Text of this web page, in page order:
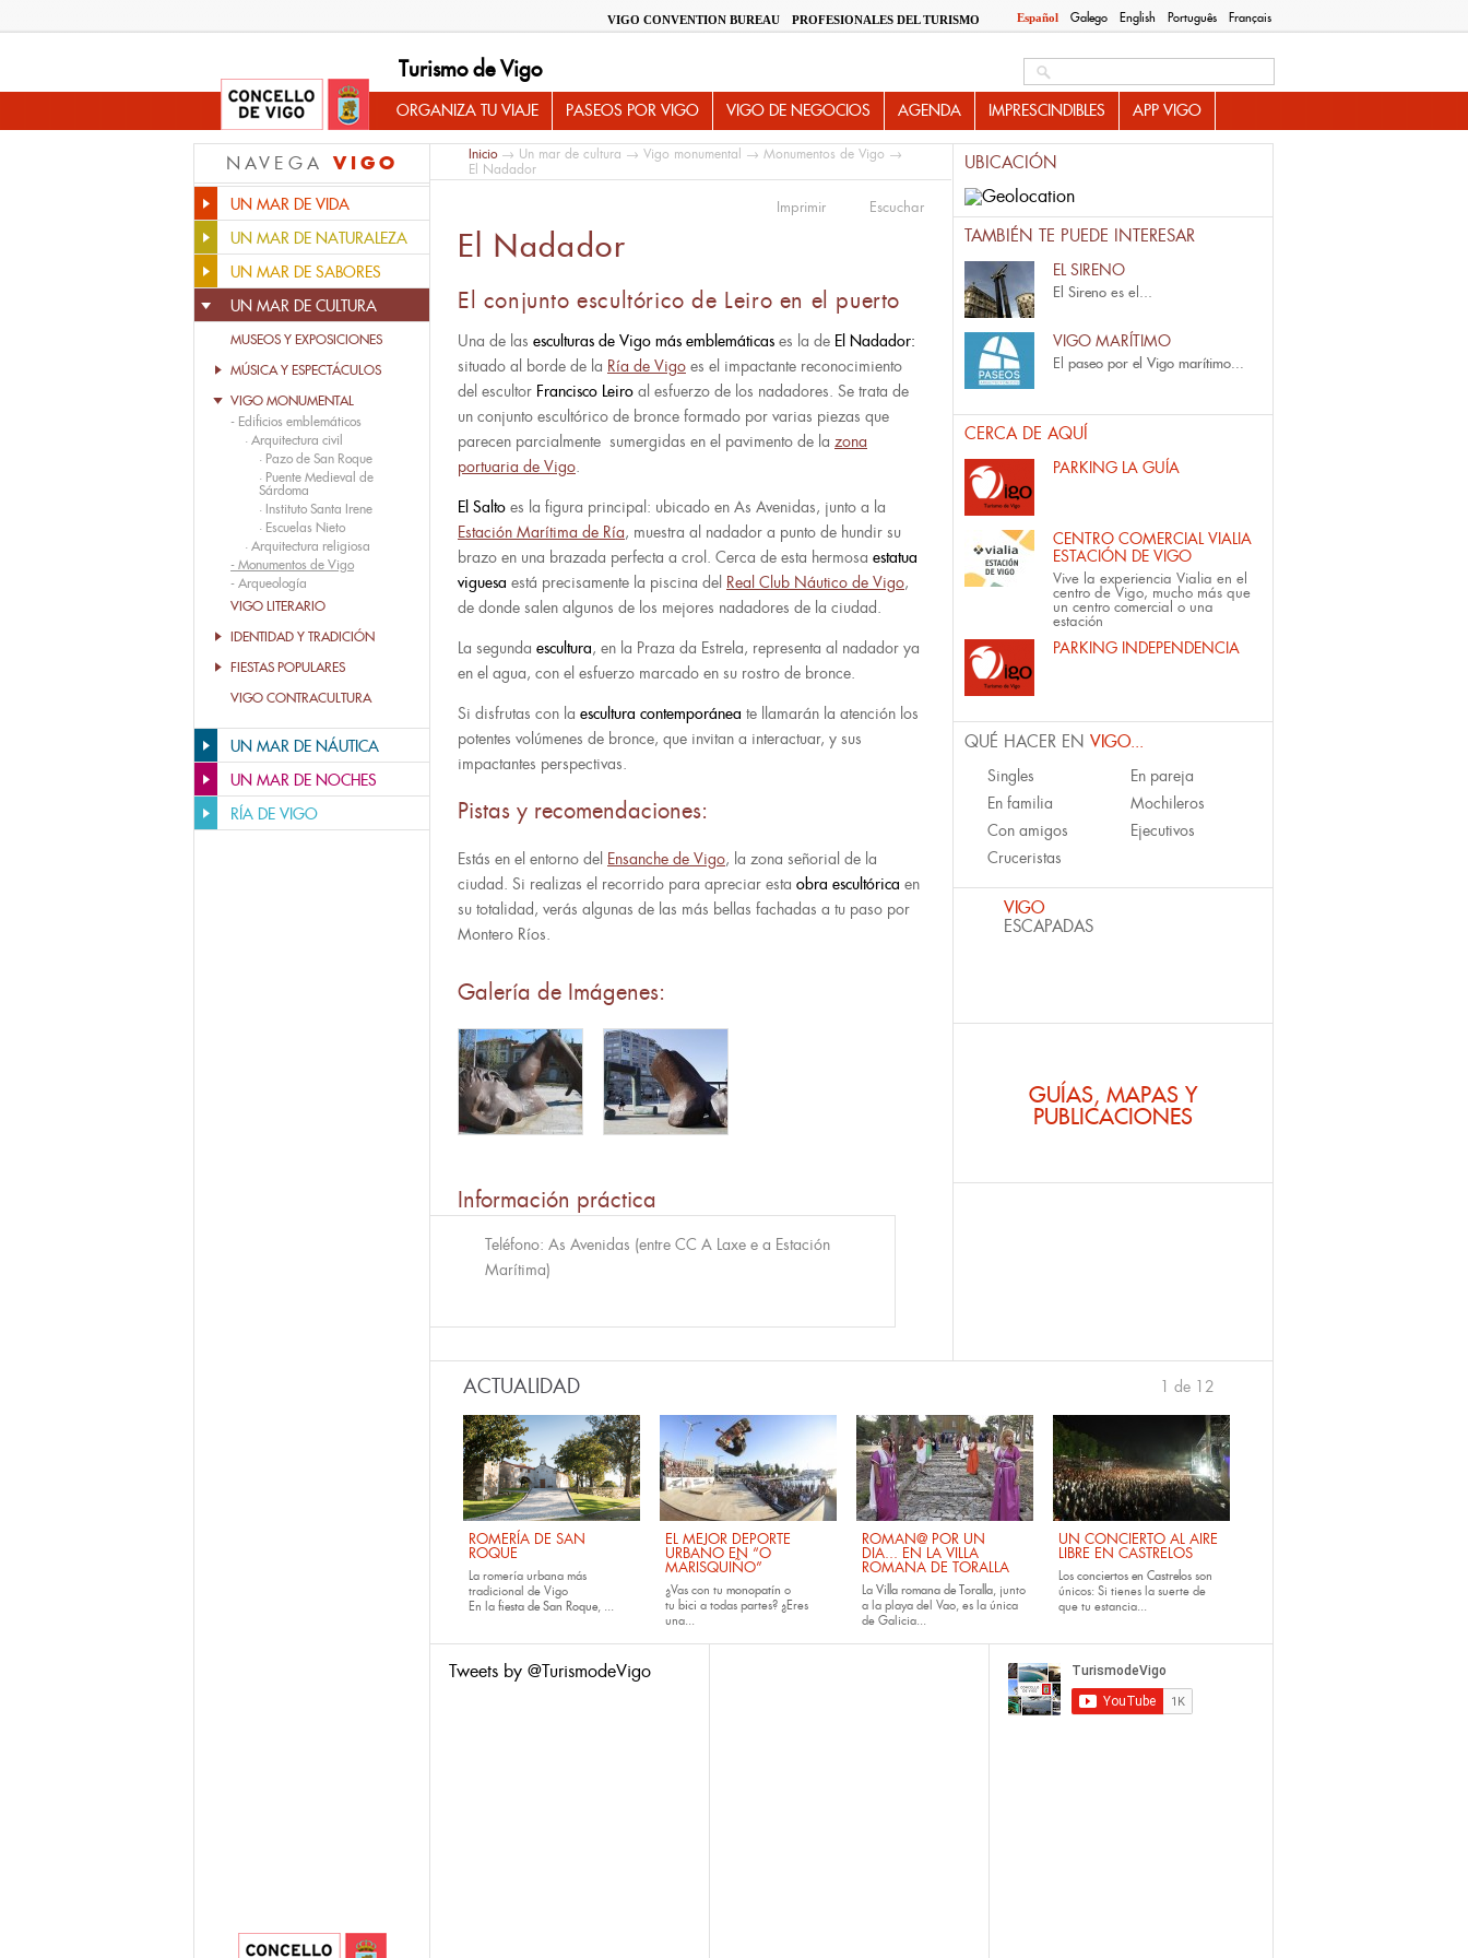
Español Galego English Português Français
VIGO CONVENTION BUREAU PROFESIONALES DEL TURISMO
Turismo de Vigo
ORGANIZA TU VIAJE PASEOS POR VIGO VIGO DE NEGOCIOS AGENDA IMPRESCINDIBLES APP VIGO
NAVEGA VIGO
UN MAR DE VIDA
UN MAR DE NATURALEZA
UN MAR DE SABORES
UN MAR DE CULTURA
MUSEOS Y EXPOSICIONES
MÚSICA Y ESPECTÁCULOS
VIGO MONUMENTAL
- Edificios emblemáticos
· Arquitectura civil
· Pazo de San Roque
· Puente Medieval de
Sárdoma
· Instituto Santa Irene
· Escuelas Nieto
· Arquitectura religiosa
- Monumentos de Vigo
- Arqueología
VIGO LITERARIO
IDENTIDAD Y TRADICIÓN
FIESTAS POPULARES
VIGO CONTRACULTURA
UN MAR DE NÁUTICA
UN MAR DE NOCHES
RÍA DE VIGO
Inicio→ Un mar de cultura → Vigo monumental → Monumentos de Vigo →
El Nadador
Imprimir Escuchar
El Nadador
El conjunto escultórico de Leiro en el puerto
Una de las esculturas de Vigo más emblemáticas es la de El Nadador:
situado al borde de la Ría de Vigo es el impactante reconocimiento
del escultor Francisco Leiro al esfuerzo de los nadadores. Se trata de
un conjunto escultórico de bronce formado por varias piezas que
parecen parcialmente sumergidas en el pavimento de la zona
portuaria de Vigo.
El Salto es la figura principal: ubicado en As Avenidas, junto a la
Estación Marítima de Ría, muestra al nadador a punto de hundir su
brazo en una brazada perfecta a crol. Cerca de esta hermosa estatua
viguesa está precisamente la piscina del Real Club Náutico de Vigo,
de donde salen algunos de los mejores nadadores de la ciudad.
La segunda escultura, en la Praza da Estrela, representa al nadador ya
en el agua, con el esfuerzo marcado en su rostro de bronce.
Si disfrutas con la escultura contemporánea te llamarán la atención los
potentes volúmenes de bronce, que invitan a interactuar, y sus
impactantes perspectivas.
Pistas y recomendaciones:
Estás en el entorno del Ensanche de Vigo, la zona señorial de la
ciudad. Si realizas el recorrido para apreciar esta obra escultórica en
su totalidad, verás algunas de las más bellas fachadas a tu paso por
Montero Ríos.
Galería de Imágenes:
Información práctica
Teléfono: As Avenidas (entre CC A Laxe e a Estación
Marítima)
UBICACIÓN
TAMBIÉN TE PUEDE INTERESAR
EL SIRENO
El Sireno es el...
VIGO MARÍTIMO
El paseo por el Vigo marítimo...
CERCA DE AQUÍ
PARKING LA GUÍA
CENTRO COMERCIAL VIALIA
ESTACIÓN DE VIGO
Vive la experiencia Vialia en el
centro de Vigo, mucho más que
un centro comercial o una
estación
PARKING INDEPENDENCIA
QUÉ HACER EN VIGO...
Singles
En pareja
En familia
Mochileros
Con amigos
Ejecutivos
Cruceristas
VIGO
ESCAPADAS
GUÍAS, MAPAS Y
PUBLICACIONES
ACTUALIDAD
ROMERÍA DE SAN
ROQUE
La romería urbana más
tradicional de Vigo
En la fiesta de San Roque, ...
EL MEJOR DEPORTE
URBANO EN “O
MARISQUIÑO”
¿Vas con tu monopatín o
tu bici a todas partes? ¿Eres
una...
ROMAN@ POR UN
DIA... EN LA VILLA
ROMANA DE TORALLA
La Villa romana de Toralla, junto
a la playa del Vao, es la única
de Galicia...
UN CONCIERTO AL AIRE
LIBRE EN CASTRELOS
Los conciertos en Castrelos son
únicos: Si tienes la suerte de
que tu estancia...
1 de 12
Tweets by @TurismodeVigo